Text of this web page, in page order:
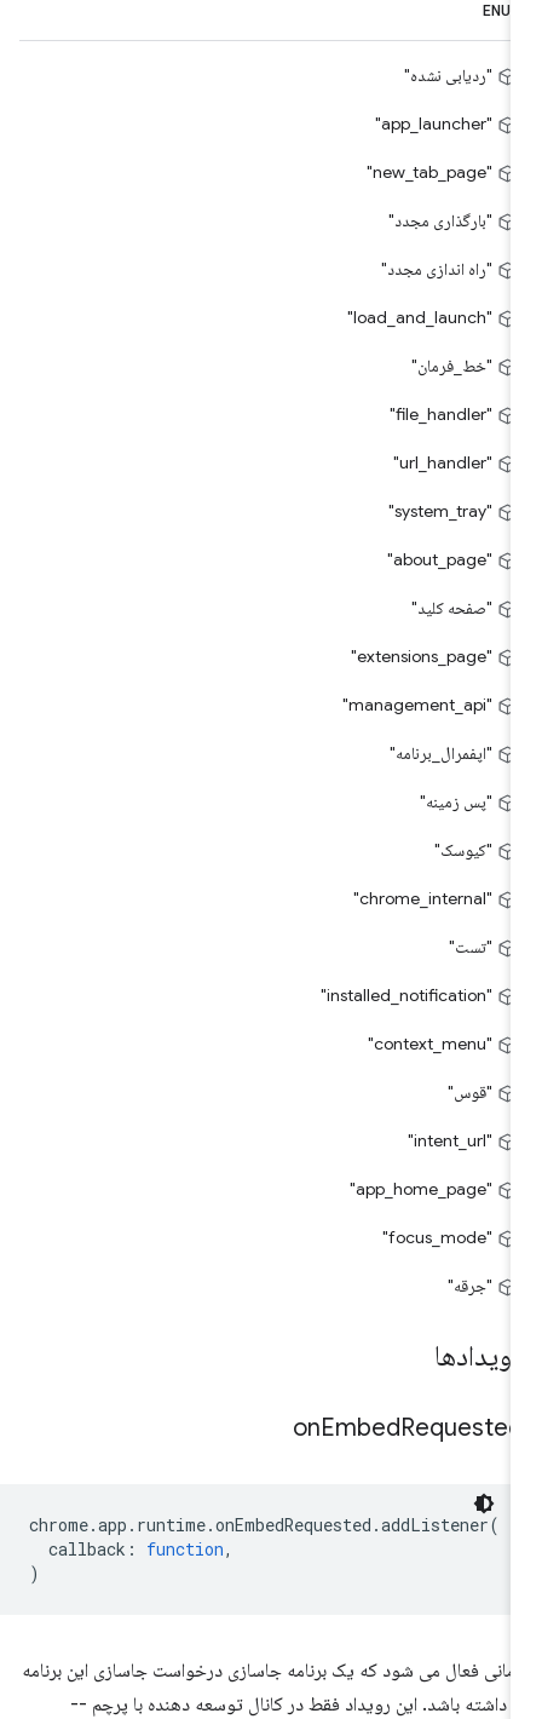
"ردیابی نشده"
"app_launcher"
"new_tab_page"
"بارگذاری مجدد"
"راه اندازی مجدد"
"load_and_launch"
"خط_فرمان"
"file_handler"
"url_handler"
"system_tray"
"about_page"
"صفحه کلید"
"extensions_page"
"management_api"
"اپفمرال_برنامه"
"پس زمینه"
"کیوسک"
"chrome_internal"
"تست"
"installed_notification"
"context_menu"
"قوس"
"intent_url"
"app_home_page"
"focus_mode"
"جرقه"
onEmbed
chrome.app.runtime.onEmbedRequested.addListener
callback: function
فعال می شود که یک برنامه جاسازی درخواست جاسازی این برنامه
داشته باشد. این رویداد فقط در کانال توسعه دهنده با پرچم --